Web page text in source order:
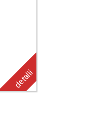
detalii